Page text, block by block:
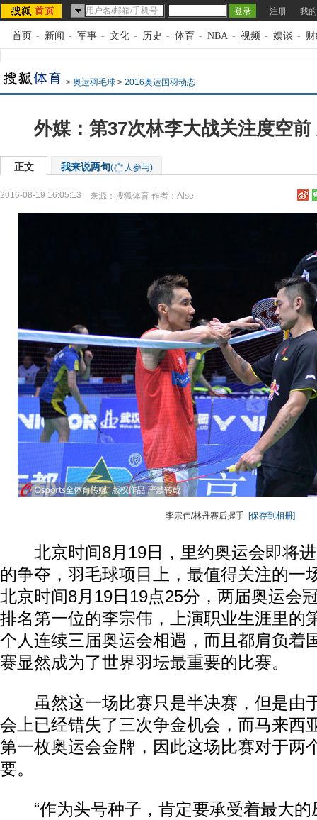
注册 我
首页 - 新闻 - 军事 - 文化 - 历史 - 体育 - NBA - 视频 - 娱谈 -
> 奥运羽毛球 > 2016奥运国羽动态
外媒：第37次林李大战关注度空
正文 我来说两句( 人参与)
2016-08-19 16:05:13 来源： 搜狐体育 作者：Alse
李宗伟/林丹赛后握手 [保存到相册]
北京时间8月19日，里约奥运会即将进
的争夺，羽毛球项目上，最值得关注的一
北京时间8月19日19点25分，两届奥运会
排名第一位的李宗伟，上演职业生涯里的
个人连续三届奥运会相遇，而且都肩负着
赛显然成为了世界羽坛最重要的比赛。
虽然这一场比赛只是半决赛，但是由
会上已经错失了三次争金机会，而马来西
第一枚奥运会金牌，因此这场比赛对于两
要。
“作为头号种子，肯定要承受着最大的